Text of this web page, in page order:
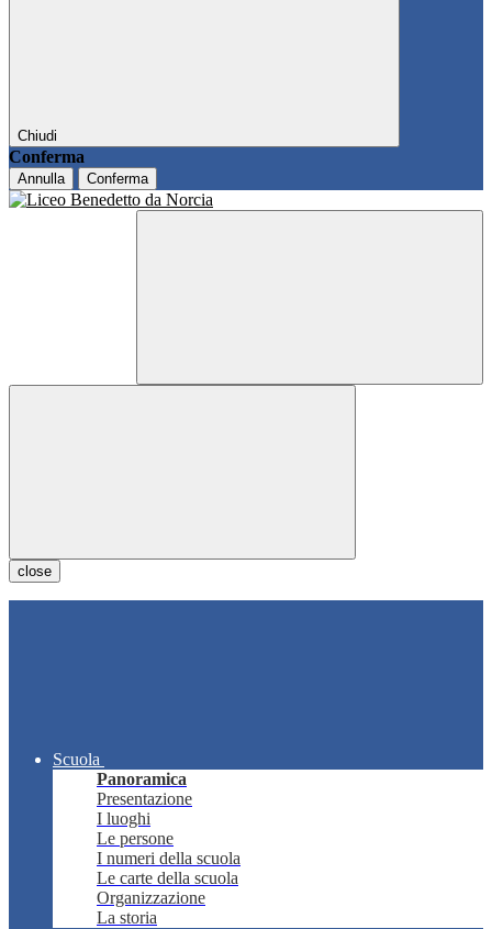
Chiudi
Conferma
Annulla Conferma
close
Scuola
Panoramica
Presentazione
I luoghi
Le persone
I numeri della scuola
Le carte della scuola
Organizzazione
La storia